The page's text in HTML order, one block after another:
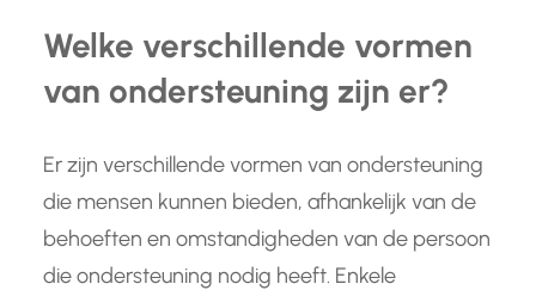
Welke verschillende vormen
van ondersteuning zijn er?
Er zijn verschillende vormen van ondersteuning
die mensen kunnen bieden, afhankelijk van de
behoeften en omstandigheden van de persoon
die ondersteuning nodig heeft. Enkele